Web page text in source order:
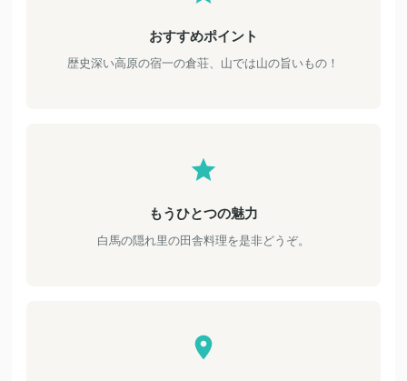
おすすめポイント
歴史深い高原の宿一の倉荘、山では山の旨いもの！
もうひとつの魅力
白馬の隠れ里の田舎料理を是非どうぞ。